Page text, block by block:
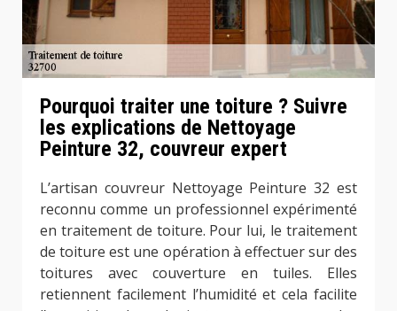
Pourquoi traiter une toiture ? Suivre
les explications de Nettoyage
Peinture 32, couvreur expert
L’artisan couvreur Nettoyage Peinture 32 est
reconnu comme un professionnel expérimenté
en traitement de toiture. Pour lui, le traitement
de toiture est une opération à effectuer sur des
toitures avec couverture en tuiles. Elles
retiennent facilement l’humidité et cela facilite